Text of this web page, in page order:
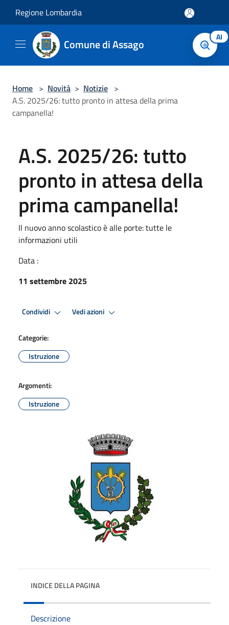
Regione Lombardia
Comune di Assago AI
Home > Novità > Notizie >
A.S. 2025/26: tutto pronto in attesa della prima
campanella!
A.S. 2025/26: tutto
pronto in attesa della
prima campanella!
Il nuovo anno scolastico è alle porte: tutte le
informazioni utili
Data :
11 settembre 2025
Condividi Vedi azioni
Categorie:
Istruzione
Argomenti:
Istruzione
INDICE DELLA PAGINA
Descrizione